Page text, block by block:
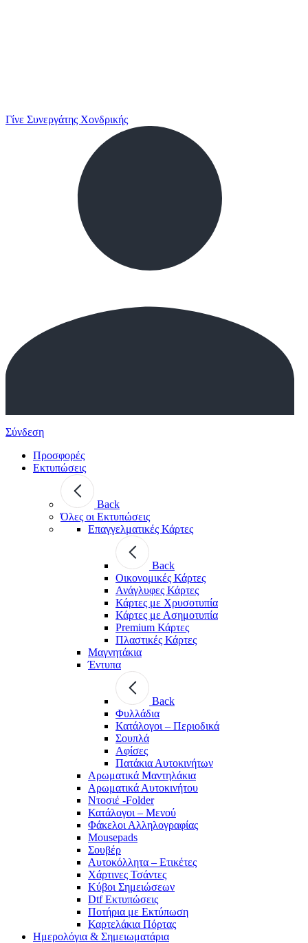
Γίνε Συνεργάτης Χονδρικής
Σύνδεση
Προσφορές
Εκτυπώσεις
Back
Όλες οι Εκτυπώσεις
Επαγγελματικές Κάρτες
Back
Οικονομικές Κάρτες
Ανάγλυφες Κάρτες
Κάρτες με Χρυσοτυπία
Κάρτες με Ασημοτυπία
Premium Κάρτες
Πλαστικές Κάρτες
Μαγνητάκια
Έντυπα
Back
Φυλλάδια
Κατάλογοι – Περιοδικά
Σουπλά
Αφίσες
Πατάκια Αυτοκινήτων
Αρωματικά Μαντηλάκια
Αρωματικά Αυτοκινήτου
Ντοσιέ -Folder
Κατάλογοι – Μενού
Φάκελοι Αλληλογραφίας
Mousepads
Σουβέρ
Αυτοκόλλητα – Ετικέτες
Χάρτινες Τσάντες
Κύβοι Σημειώσεων
Dtf Εκτυπώσεις
Ποτήρια με Εκτύπωση
Καρτελάκια Πόρτας
Ημερολόγια & Σημειωματάρια